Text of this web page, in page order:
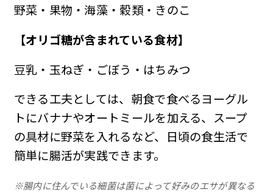
野菜・果物・海藻・穀類・きのこ
【オリゴ糖が含まれている食材】
豆乳・玉ねぎ・ごぼう・はちみつ
できる工夫としては、朝食で食べるヨーグル
トにバナナやオートミールを加える、スープ
の具材に野菜を入れるなど、日頃の食生活で
簡単に腸活が実践できます。
※腸内に住んでいる細菌は菌によって好みのエサが異なる